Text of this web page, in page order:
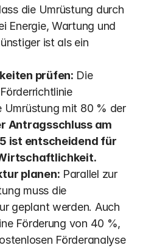
die Umrüstung durch
Energie, Wartung und
ist als ein
prüfen: Die
Umrüstung mit 80 % der
Antrags­schluss am
ist entscheidend für
planen: Parallel zur
muss die
geplant werden. Auch
Förderung von 40 %,
Förderanalyse